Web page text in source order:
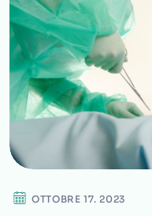
OTTOBRE 17. 2023